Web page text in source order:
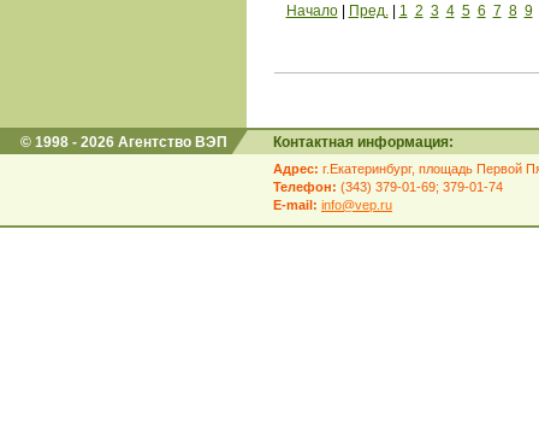
Начало| Пред.| 1 2 3 4 5 6 7 8 9
© 1998 - 2026 Агентство ВЭП Контактная информация:
Адрес: г.Екатеринбург, площадь Первой
Телефон: (343) 379-01-69; 379-01-74
E-mail: info@vep.ru